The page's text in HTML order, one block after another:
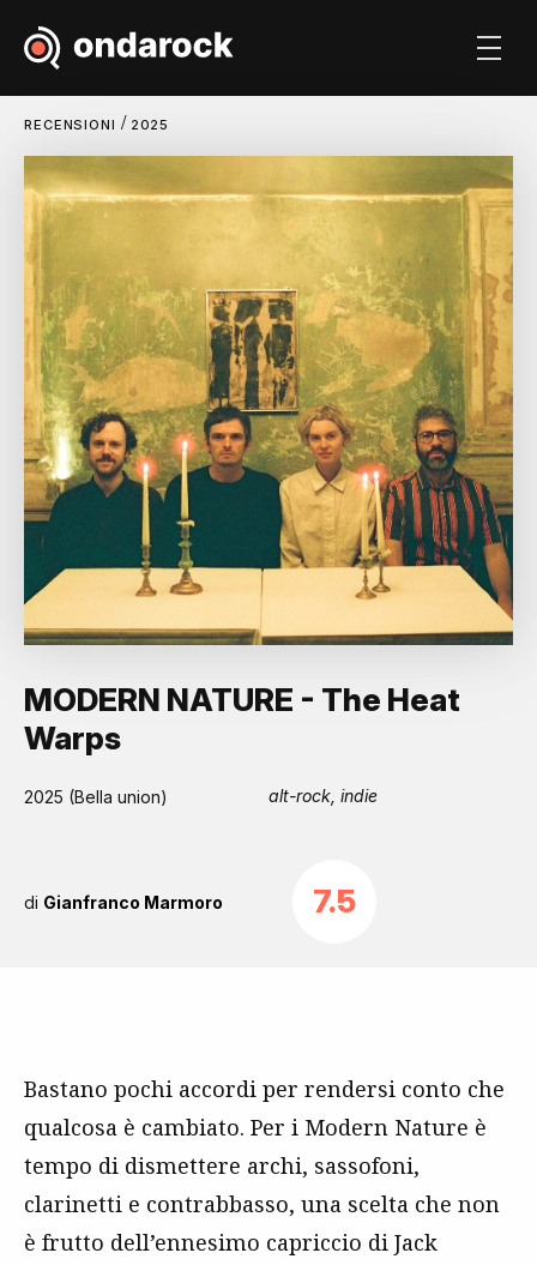
RECENSIONI / 2025
MODERN NATURE - The Heat
Warps
2025 (Bella union) alt-rock, indie
di Gianfranco Marmoro 7.5
Bastano pochi accordi per rendersi conto che
qualcosa è cambiato. Per i Modern Nature è
tempo di dismettere archi, sassofoni,
clarinetti e contrabbasso, una scelta che non
è frutto dell’ennesimo capriccio di Jack